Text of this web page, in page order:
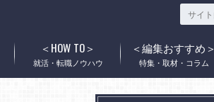
就活・転職ノウハウ
＜HOW TO＞
特集・取材・コラム
＜編集おすすめ＞